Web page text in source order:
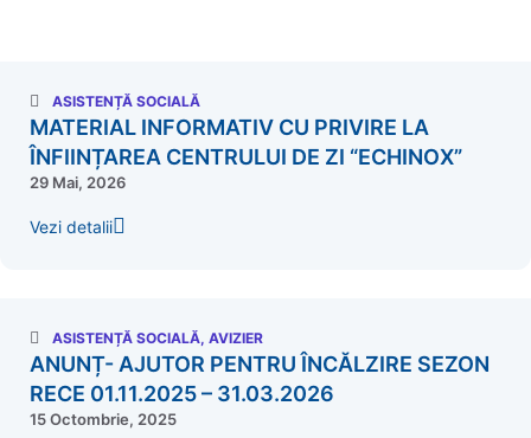
ASISTENȚĂ SOCIALĂ
MATERIAL INFORMATIV CU PRIVIRE LA
ÎNFIINȚAREA CENTRULUI DE ZI “ECHINOX”
29 Mai, 2026
Vezi detalii
ASISTENȚĂ SOCIALĂ, AVIZIER
ANUNȚ- AJUTOR PENTRU ÎNCĂLZIRE SEZON
RECE 01.11.2025 – 31.03.2026
15 Octombrie, 2025